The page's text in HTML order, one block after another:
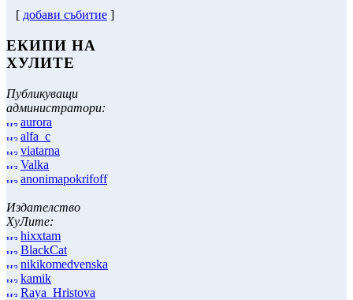
[ добави събитие ]
ЕКИПИ НА
ХУЛИТЕ
Публикуващи
администратори:
aurora
alfa_c
viatarna
Valka
anonimapokrifoff
Издателство
ХуЛите:
hixxtam
BlackCat
nikikomedvenska
kamik
Raya_Hristova